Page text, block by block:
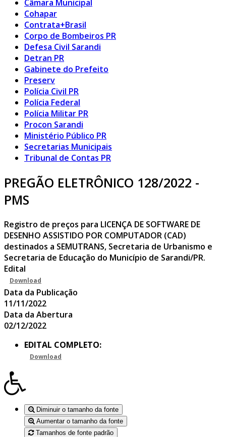
Câmara Municipal
Cohapar
Contrata+Brasil
Corpo de Bombeiros PR
Defesa Civil Sarandi
Detran PR
Gabinete do Prefeito
Preserv
Polícia Civil PR
Polícia Federal
Polícia Militar PR
Procon Sarandi
Ministério Público PR
Secretarias Municipais
Tribunal de Contas PR
PREGÃO ELETRÔNICO 128/2022 -
PMS
Registro de preços para LICENÇA DE SOFTWARE DE
DESENHO ASSISTIDO POR COMPUTADOR (CAD)
destinados a SEMUTRANS, Secretaria de Urbanismo e
Secretaria de Educação do Município de Sarandi/PR.
Edital
Download
Data da Publicação
11/11/2022
Data da Abertura
02/12/2022
EDITAL COMPLETO:
Download
Diminuir o tamanho da fonte
Aumentar o tamanho da fonte
Tamanhos de fonte padrão